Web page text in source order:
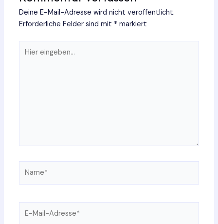
Deine E-Mail-Adresse wird nicht veröffentlicht.
Erforderliche Felder sind mit * markiert
eingeben…
Mail-